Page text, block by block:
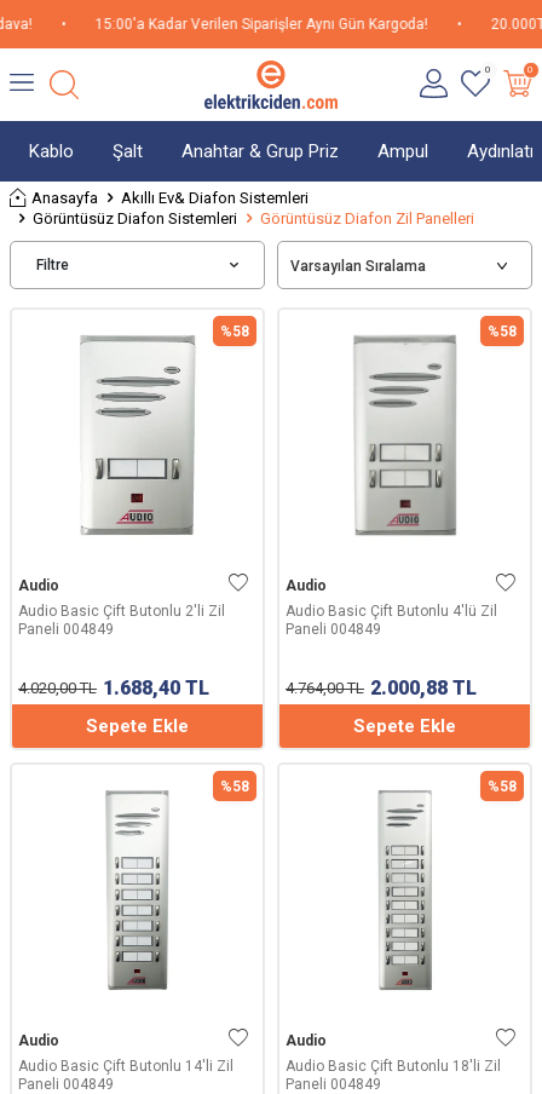
• 15:00'a Kadar Verilen Siparişler Aynı Gün Kargoda! • 20.000TL
0 0
Kablo Şalt Anahtar & Grup Priz Ampul
Anasayfa
Akıllı Ev& Diafon Sistemleri
Görüntüsüz Diafon Sistemleri
Görüntüsüz Diafon Zil Panelleri
Filtre
%58
Audio
Audio Basic Çift Butonlu 2'li Zil
Paneli 004849
4.020,00TL 1.688,40 TL
Sepete Ekle
%58
Audio
Audio Basic Çift Butonlu 4'lü Zil
Paneli 004849
4.764,00TL 2.000,88 TL
Sepete Ekle
%58
Audio
Audio Basic Çift Butonlu 14'li Zil
Paneli 004849
%58
Audio
Audio Basic Çift Butonlu 18'li Zil
Paneli 004849